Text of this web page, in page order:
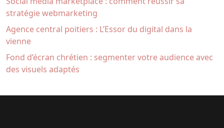
stratégie webmarketing
Agence central poitiers : L’Essor du digital dans la
vienne
Fond d’écran chrétien : segmenter votre audience avec
des visuels adaptés